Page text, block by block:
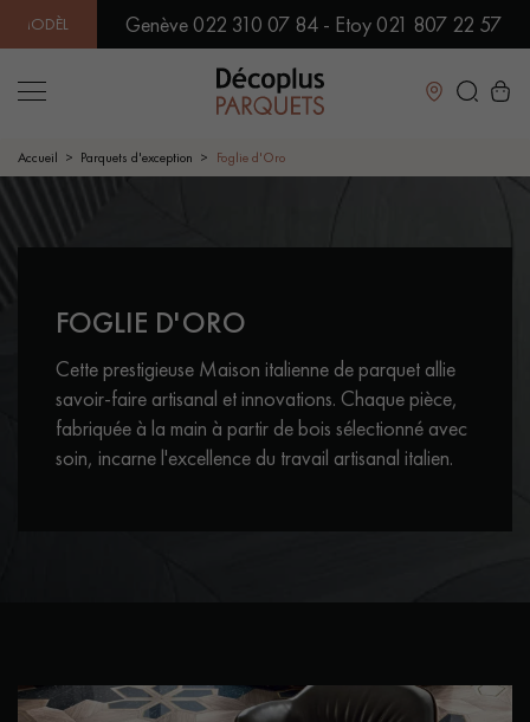
| DISPONIBILITÉ IMMÉDIATE | EXPÉDITION
Genève 022 310 07 84 - Etoy 021 807 22 57
Fermer
CONTACTEZ-NOUS POUR VOTRE PROJET
PARQUET MASSIF
SOL PLAQUÉ BOIS VERITABLES
PARQUETS À MOTIFS
TRADITIONNELS
PARQUET EN BOIS EXOTIQUE PARQUET VERNIS
ACCESSOIRES PARQUET
D'INTÉRIEUR
Accueil Parquets d'exception Foglie d'Oro
FOGLIE D'ORO
Cette prestigieuse Maison italienne de parquet allie
savoir-faire artisanal et innovations. Chaque pièce,
fabriquée à la main à partir de bois sélectionné avec
soin, incarne l'excellence du travail artisanal italien.